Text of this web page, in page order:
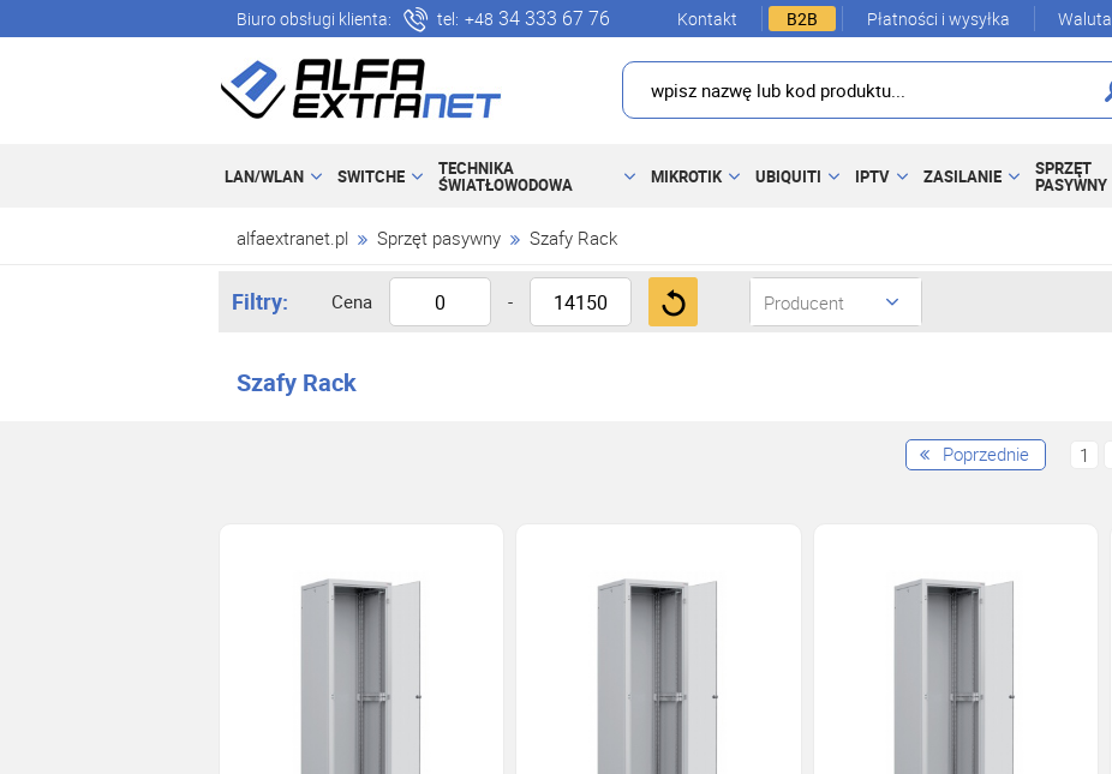
Biuro obsługi klienta: tel: +48 34 333 67 76 Kontakt B2B Płatności i wysyłka Waluta
LAN/WLAN SWITCHE TECHNIKA
ŚWIATŁOWODOWA MIKROTIK UBIQUITI IPTV ZASILANIE SPRZĘT
PASYWNY
alfaextranet.pl Sprzęt pasywny Szafy Rack
Filtry: Cena - Producent
Szafy Rack
Poprzednie 1